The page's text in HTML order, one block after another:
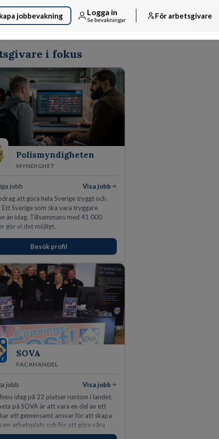
jobbevakning Logga in
Se bevakningar För arbetsgivare
i fokus
Polismyndigheten
MYNDIGHET
jobb
Visa jobb
att göra hela Sverige tryggt och
Ett Sverige som ska vara tryggare
än idag. Tillsammans med 41 000
gör vi det möjligt.
Besök profil
SOVA
FACKHANDEL
jobb
Visa jobb
idag på 22 platser runtom i landet.
på SOVA är att vara en del av ett
ett gemensamt ansvar för att skapa
arbetsplats och för att göra våra
nöjda. Som medarbetare hos oss